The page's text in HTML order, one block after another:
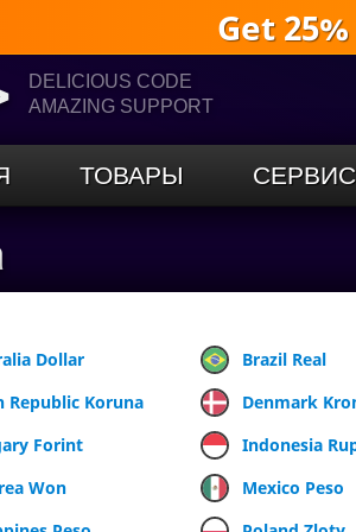
Get
DELICIOUS CODE
AMAZING SUPPORT
ТОВАРЫ
Dollar Brazil Real
Republic Koruna
Denmark
Forint
Indonesia
Won
Mexico Peso